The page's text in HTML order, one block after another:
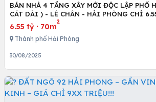
BÁN NHÀ 4 TẦNG XÂY MỚI ĐỘC LẬP PHỐ
CÁT DÀI ) - LÊ CHÂN - HẢI PHÒNG CHỈ
6.55 tỷ · 70m
2
Thành phố Hải Phòng
30/08/2025